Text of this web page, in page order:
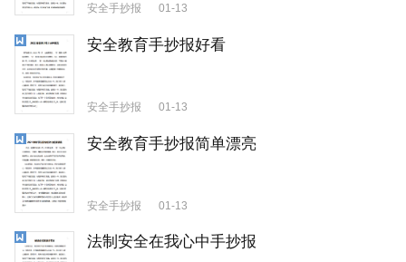
安全手抄报 01-13
安全教育手抄报好看
安全手抄报 01-13
安全教育手抄报简单漂亮
安全手抄报 01-13
法制安全在我心中手抄报